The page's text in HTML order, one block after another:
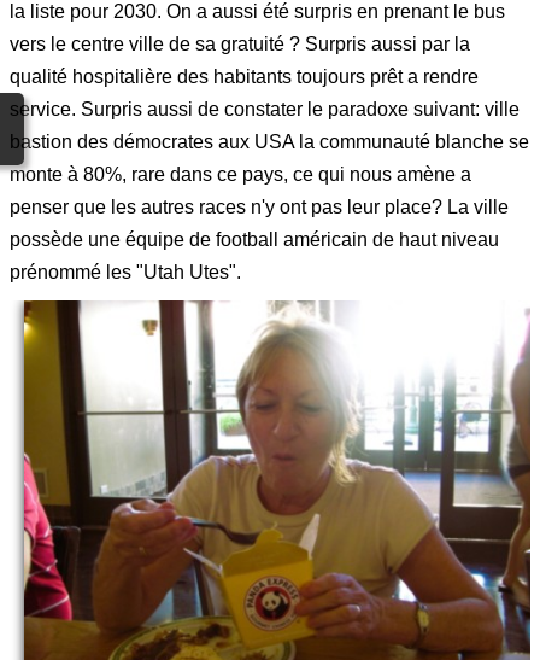
la liste pour 2030. On a aussi été surpris en prenant le bus
vers le centre ville de sa gratuité ? Surpris aussi par la
qualité hospitalière des habitants toujours prêt a rendre
service. Surpris aussi de constater le paradoxe suivant: ville
bastion des démocrates aux USA la communauté blanche se
monte à 80%, rare dans ce pays, ce qui nous amène a
penser que les autres races n'y ont pas leur place? La ville
possède une équipe de football américain de haut niveau
prénommé les "Utah Utes".